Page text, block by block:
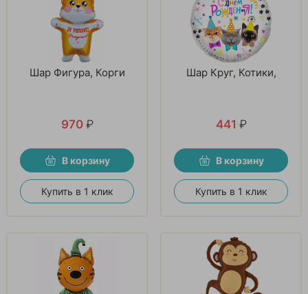
Шар Фигура, Корги
970 ₽
В корзину
Купить в 1 клик
Шар Круг, Котики,
441 ₽
В корзину
Купить в 1 клик